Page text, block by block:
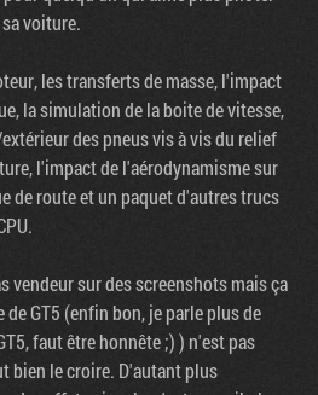
voiture.
les transferts de masse, l'impact
la simulation de la boite de vitesse,
des pneus vis à vis du relief
l'impact de l'aérodynamisme sur
de route et un paquet d'autres trucs
vendeur sur des screenshots mais ça
GT5 (enfin bon, je parle plus de
faut être honnête ;) ) n'est pas
bien le croire. D'autant plus